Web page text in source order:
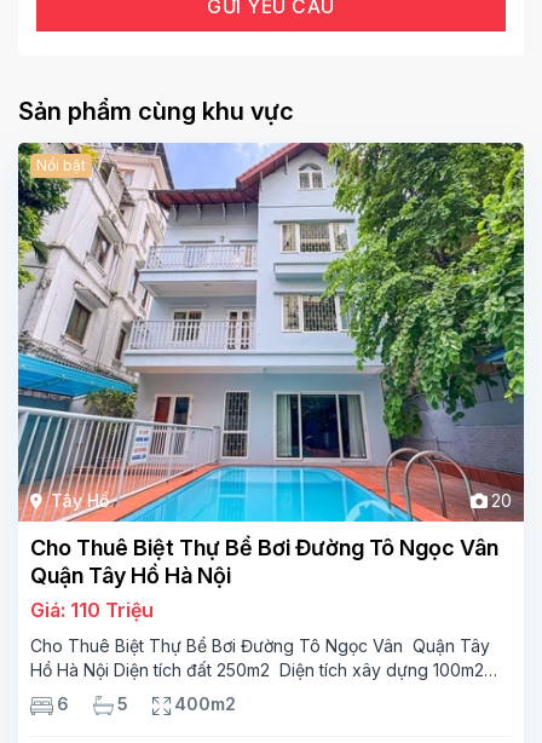
Sản phẩm cùng khu vực
Tây Hồ 20
Nổi bật
Cho Thuê Biệt Thự Bể Bơi Đường Tô Ngọc Vân
Quận Tây Hồ Hà Nội
Giá: 110 Triệu
Cho Thuê Biệt Thự Bể Bơi Đường Tô Ngọc Vân Quận Tây
Hồ Hà Nội Diện tích đất 250m2 Diện tích xây dựng 100m2
Xây 4 tầng, 6 phòng ngủ 5 phòng tắm Tầng 1, , phòng
khách , phòng bếp-1wc Tầng 2, 2 phòng
6 5 400m2